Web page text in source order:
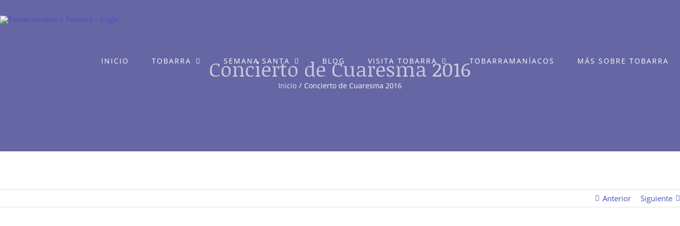
al
INICIO TOBARRA SEMANA SANTA BLOG VISITA TOBARRA TOBARRAMANÍACOS MÁS SOBRE TOBARRA
Concierto de Cuaresma 2016
Inicio Concierto de Cuaresma 2016
Anterior Siguiente